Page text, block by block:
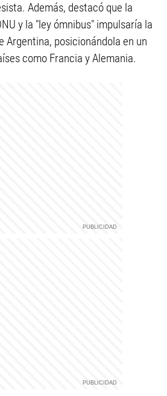
Además, destacó que la
y la "ley ómnibus" impulsaría la
Argentina, posicionándola en un
como Francia y Alemania.